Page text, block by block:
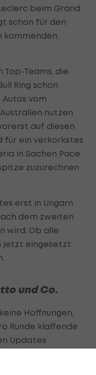
beim Grand
schon für den
kommenden
Top-Teams, die
Ring schon
vom
nutzen
auf diesen
für ein verkorkstes
in Sachen Pace
zuzurechnen
erst in Ungarn
dem zweiten
wird. Ob alle
jetzt eingesetzt
und Co.
Hoffnungen,
Runde klaffende
Updates
paar Plätze